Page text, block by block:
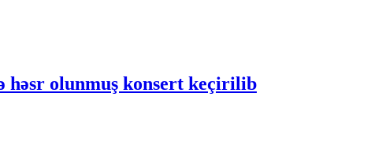
həsr olunmuş konsert keçirilib